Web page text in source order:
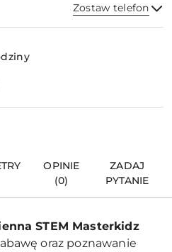
Zostaw telefon
OPINIE
(0)
ZADAJ
PYTANIE
STEM Masterkidz
oraz poznawanie